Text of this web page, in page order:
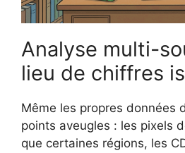
Analyse multi-
lieu de chiffres
Même les propres données
points aveugles : les pixels
que certaines régions, les